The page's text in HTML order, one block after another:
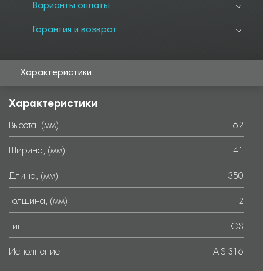
Варианты оплаты
Гарантия и возврат
Характеристики
Характеристики
Высота, (мм) 62
Ширина, (мм) 41
Длина, (мм) 350
Толщина, (мм) 2
Тип CS
Исполнение AISI316